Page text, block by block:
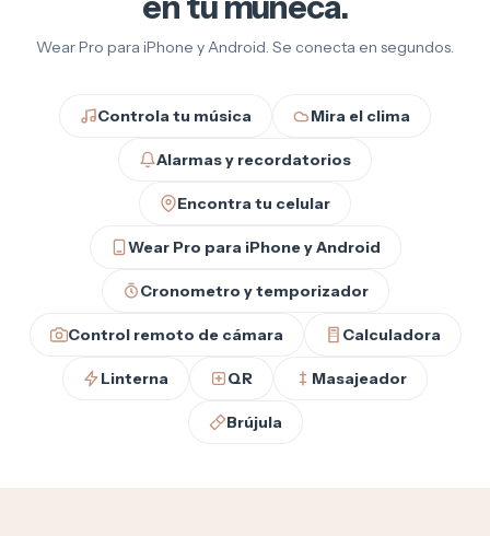
Wear Pro para iPhone y Android. Se conecta en segundos.
Controla tu música Mira el clima
Alarmas y recordatorios
Encontra tu celular
Wear Pro para iPhone y Android
Cronometro y temporizador
Control remoto de cámara Calculadora
Linterna QR Masajeador
Brújula